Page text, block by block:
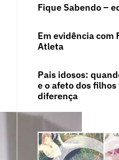
Fique Sabendo –
Em evidência com
Atleta
Pais idosos:
e o afeto dos filhos
diferença